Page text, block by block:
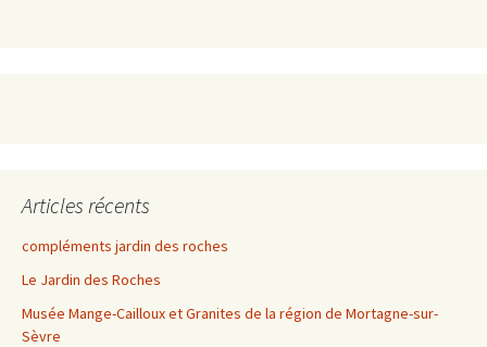
Articles récents
compléments jardin des roches
Le Jardin des Roches
Musée Mange-Cailloux et Granites de la région de Mortagne-sur-
Sèvre